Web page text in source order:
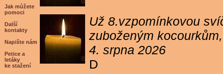
Jak můžete
pomoci
Další
kontakty
Napište nám
Petice a
letáky
ke stažení
Už 8.vzpomínkovou
zuboženým
4. srpna 2026
D